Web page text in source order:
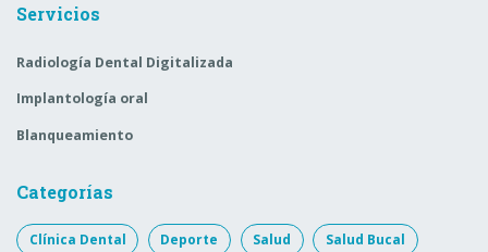
Servicios
Radiología Dental Digitalizada
Implantología oral
Blanqueamiento
Categorías
Clínica Dental Deporte Salud Salud Bucal